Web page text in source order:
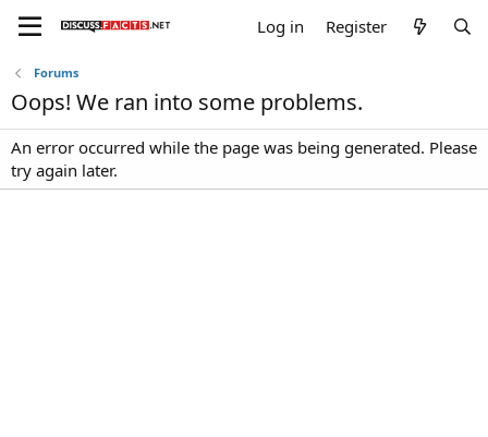
Log in Register
Forums
Oops! We ran into some problems.
An error occurred while the page was being generated. Please
try again later.